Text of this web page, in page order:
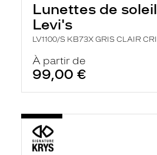
Lunettes de soleil
Levi's
LV1100/S KB73X GRIS CLAIR CRI
À partir de
99,00 €